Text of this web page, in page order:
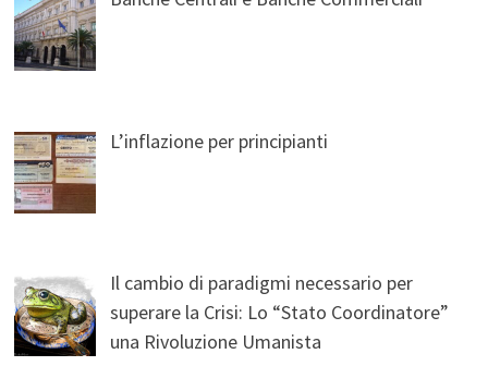
L’inflazione per principianti
Il cambio di paradigmi necessario per
superare la Crisi: Lo “Stato Coordinatore”
una Rivoluzione Umanista